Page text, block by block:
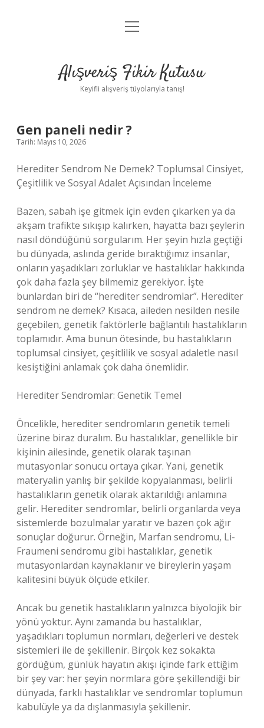
Anasayfa
Yasal Uyarı
menüyü
Alışveriş Fikir Kutusu
Keyifli alışveriş tüyolarıyla tanış!
Gen paneli nedir ?
Tarih: Mayıs 10, 2026
Herediter Sendrom Ne Demek? Toplumsal Cinsiyet,
Çeşitlilik ve Sosyal Adalet Açısından İnceleme
Bazen, sabah işe gitmek için evden çıkarken ya da
akşam trafikte sıkışıp kalırken, hayatta bazı şeylerin
nasıl döndüğünü sorgularım. Her şeyin hızla geçtiği
bu dünyada, aslında geride bıraktığımız insanlar,
onların yaşadıkları zorluklar ve hastalıklar hakkında
çok daha fazla şey bilmemiz gerekiyor. İşte
bunlardan biri de “herediter sendromlar”. Herediter
sendrom ne demek? Kısaca, aileden nesilden nesile
geçebilen, genetik faktörlerle bağlantılı hastalıkların
toplamıdır. Ama bunun ötesinde, bu hastalıkların
toplumsal cinsiyet, çeşitlilik ve sosyal adaletle nasıl
kesiştiğini anlamak çok daha önemlidir.
Herediter Sendromlar: Genetik Temel
Öncelikle, herediter sendromların genetik temeli
üzerine biraz duralım. Bu hastalıklar, genellikle bir
kişinin ailesinde, genetik olarak taşınan
mutasyonlar sonucu ortaya çıkar. Yani, genetik
materyalin yanlış bir şekilde kopyalanması, belirli
hastalıkların genetik olarak aktarıldığı anlamına
gelir. Herediter sendromlar, belirli organlarda veya
sistemlerde bozulmalar yaratır ve bazen çok ağır
sonuçlar doğurur. Örneğin, Marfan sendromu, Li-
Fraumeni sendromu gibi hastalıklar, genetik
mutasyonlardan kaynaklanır ve bireylerin yaşam
kalitesini büyük ölçüde etkiler.
Ancak bu genetik hastalıkların yalnızca biyolojik bir
yönü yoktur. Aynı zamanda bu hastalıklar,
yaşadıkları toplumun normları, değerleri ve destek
sistemleri ile de şekillenir. Birçok kez sokakta
gördüğüm, günlük hayatın akışı içinde fark ettiğim
bir şey var: her şeyin normlara göre şekillendiği bir
dünyada, farklı hastalıklar ve sendromlar toplumun
kabulüyle ya da dışlanmasıyla şekillenir.